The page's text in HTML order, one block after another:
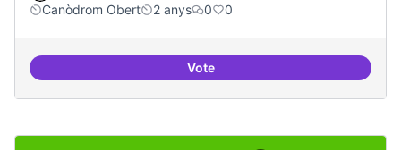
Canòdrom Obert
2 anys 0 0
VoteDrets Humans i capa digital